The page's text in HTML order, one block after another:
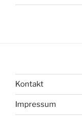
Kontakt
Impressum